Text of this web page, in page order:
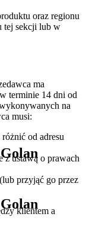
oraz regionu
tej sekcji lub w
ma
terminie 14 dni od
na
musi:
od adresu
z ustawą o prawach
przyjąć go przez
klientem a